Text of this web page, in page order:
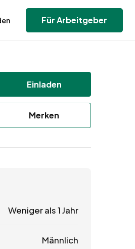
Für Arbeitgeber
Einladen
Merken
Weniger als 1 Jahr
Männlich